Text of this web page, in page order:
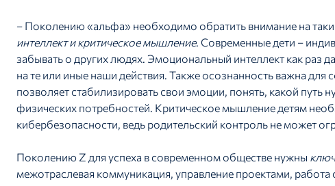
– Поколению «альфа» необходимо обратить внимание на
интеллект и критическое мышление. Современные дети –
забывать о других людях. Эмоциональный интеллект как раз
на те или иные наши действия. Также осознанность важна для
позволяет стабилизировать свои эмоции, понять, какой путь
физических потребностей. Критическое мышление детям
кибербезопасности, ведь родительский контроль не может
Поколению Z для успеха в современном обществе нужны
межотраслевая коммуникация, управление проектами,